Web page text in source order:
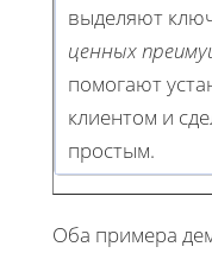
выделяют
ценных
помогают
клиентом и
простым.
Оба примера